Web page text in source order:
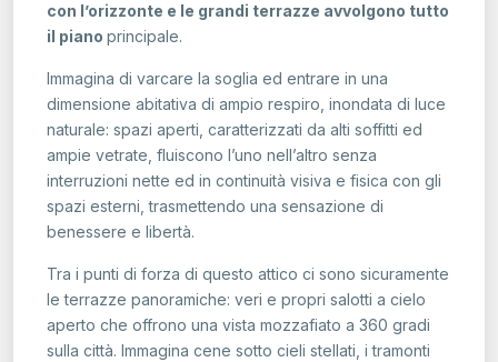
con l’orizzonte e le grandi terrazze avvolgono tutto
il piano principale.
Immagina di varcare la soglia ed entrare in una
dimensione abitativa di ampio respiro, inondata di luce
naturale: spazi aperti, caratterizzati da alti soffitti ed
ampie vetrate, fluiscono l’uno nell’altro senza
interruzioni nette ed in continuità visiva e fisica con gli
spazi esterni, trasmettendo una sensazione di
benessere e libertà.
Tra i punti di forza di questo attico ci sono sicuramente
le terrazze panoramiche: veri e propri salotti a cielo
aperto che offrono una vista mozzafiato a 360 gradi
sulla città. Immagina cene sotto cieli stellati, i tramonti